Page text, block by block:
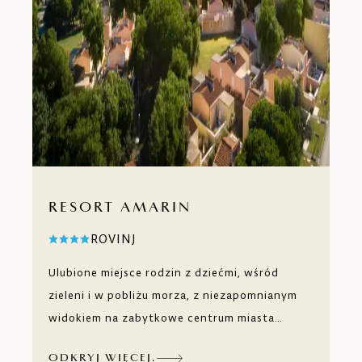
RESORT AMARIN
ROVINJ
Ulubione miejsce rodzin z dziećmi, wśród
zieleni i w pobliżu morza, z niezapomnianym
widokiem na zabytkowe centrum miasta
ODKRYJ WIĘCEJ.